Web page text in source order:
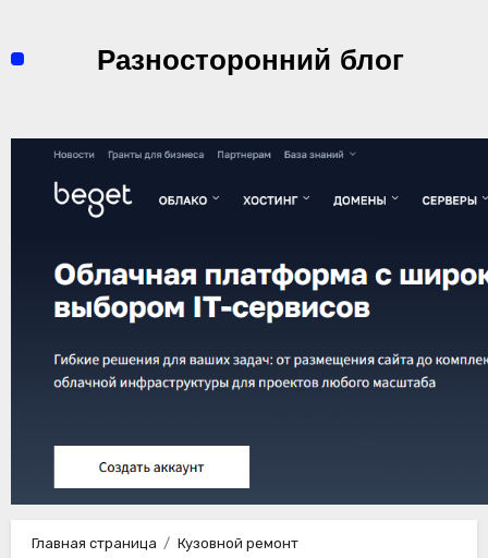
содержимомуРазносторонний блог
Главная страница
Кузовной ремонт